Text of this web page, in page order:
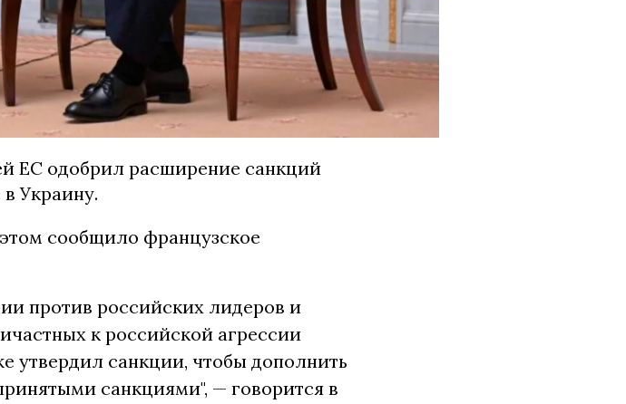
ЕС одобрил расширение санкций
Украину.
сообщило французское
против российских лидеров и
к российской агрессии
утвердил санкции, чтобы дополнить
санкциями", — говорится в